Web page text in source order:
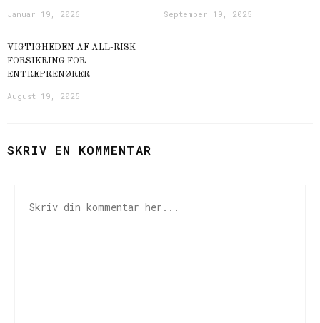
Januar 19, 2026 September 19, 2025
VIGTIGHEDEN AF ALL-RISK
FORSIKRING FOR
ENTREPRENØRER
August 19, 2025
SKRIV EN KOMMENTAR